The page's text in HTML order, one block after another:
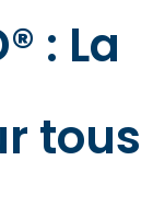
: La
tous